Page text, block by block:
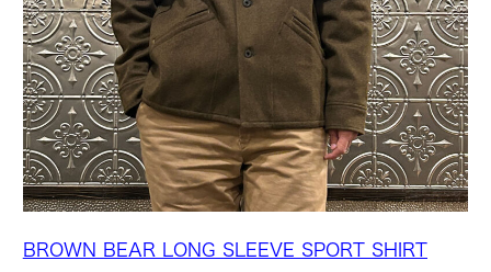
BROWN BEAR LONG SLEEVE SPORT SHIRT